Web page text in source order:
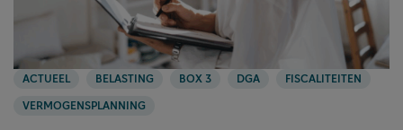
ACTUEEL BELASTING BOX 3 DGA
FISCALITEITEN
VERMOGENSPLANNING